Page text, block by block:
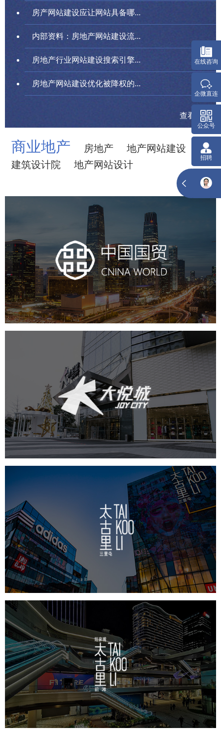
房产网站建设应让网站具备哪...
内部资料：房地产网站建设流...
房地产行业网站建设搜索引擎...
房地产网站建设优化被降权的...
查看更多
商业地产 房地产
地产网站建设
建筑设计院
地产网站设计
中国国贸
房地产 商业地产 地产网站建设
地产网站设计
网站建设
电商网站
中粮·大悦城
房地产 商业地产 地产网站建设 网页设计
太古里
房地产 商业地产 地产网站建设
品牌官网
前滩太古里
房地产 商业地产 地产网站建设 品牌官网